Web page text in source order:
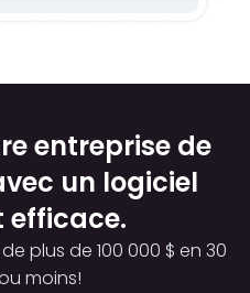
entreprise de
un logiciel
efficace.
plus de 100 000 $ en 30
moins!